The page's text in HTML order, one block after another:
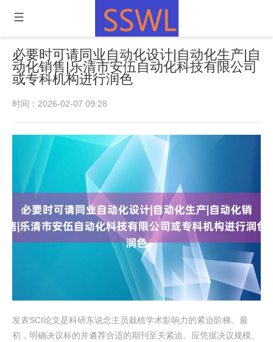
必要时可请同业自动化设计|自动化生产|自
动化销售|乐清市安伍自动化科技有限公司
或专科机构进行润色
时间：2026-02-07 09:28
发表SCI论文是科研东说念主员栽植学术影响力的紧迫阶梯。最
初，明确决议标的并遴荐合适的期刊至关紧迫。应凭据决议规模、